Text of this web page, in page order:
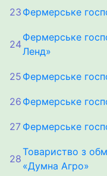
23 Фермерське
24
Фермерське
Ленд»
25 Фермерське
26 Фермерське
27 Фермерське
28
Товариство з
«Думна Агро»